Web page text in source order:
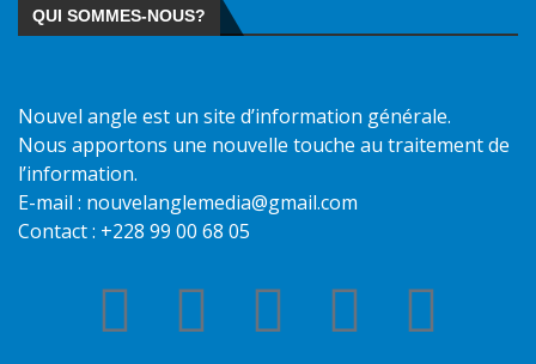
QUI SOMMES-NOUS?
Nouvel angle est un site d’information générale.
Nous apportons une nouvelle touche au traitement de
l’information.
E-mail : nouvelanglemedia@gmail.com
Contact : +228 99 00 68 05